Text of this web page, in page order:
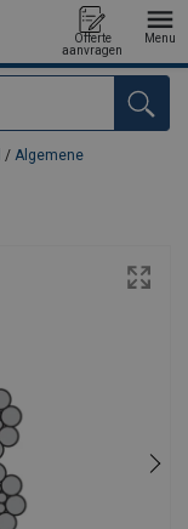
Offerte
aanvragen
Menu
/ Algemene